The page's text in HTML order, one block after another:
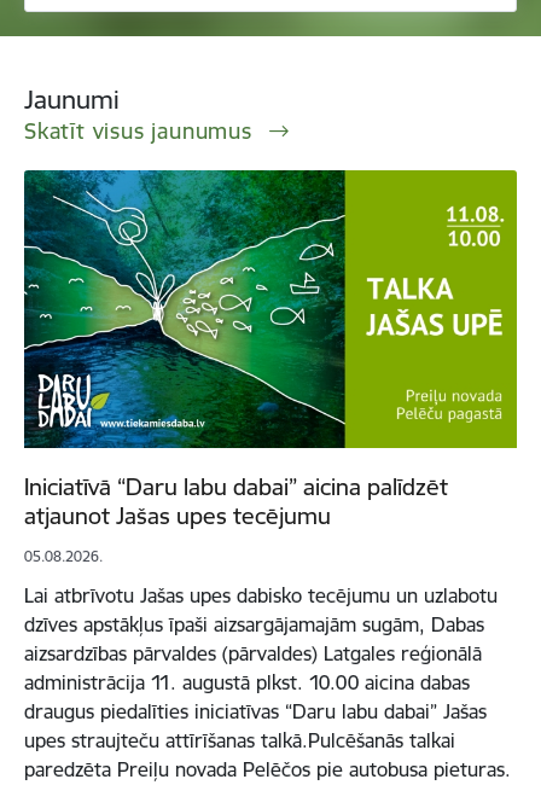
Jaunumi
Skatīt visus jaunumus
Iniciatīvā “Daru labu dabai” aicina palīdzēt
atjaunot Jašas upes tecējumu
05.08.2026.
Lai atbrīvotu Jašas upes dabisko tecējumu un uzlabotu
dzīves apstākļus īpaši aizsargājamajām sugām, Dabas
aizsardzības pārvaldes (pārvaldes) Latgales reģionālā
administrācija 11. augustā plkst. 10.00 aicina dabas
draugus piedalīties iniciatīvas “Daru labu dabai” Jašas
upes straujteču attīrīšanas talkā.Pulcēšanās talkai
paredzēta Preiļu novada Pelēčos pie autobusa pieturas.